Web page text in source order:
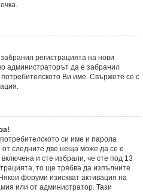
регистрацията на нови
администраторът да е забранил
Ви име. Свържете се с
си име и парола
следните две неща може да се е
и сте избрали, че сте под 13
то ще трябва да изпълните
форуми изискват активация на
или от администратор. Тази